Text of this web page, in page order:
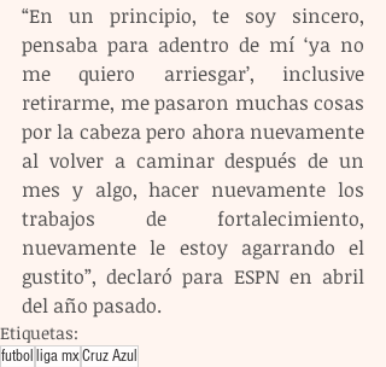
“En un principio, te soy sincero,
pensaba para adentro de mí ‘ya no
me quiero arriesgar’, inclusive
retirarme, me pasaron muchas cosas
por la cabeza pero ahora nuevamente
al volver a caminar después de un
mes y algo, hacer nuevamente los
trabajos de fortalecimiento,
nuevamente le estoy agarrando el
gustito”, declaró para ESPN en abril
del año pasado.
Etiquetas:
futbol liga mxCruz Azul